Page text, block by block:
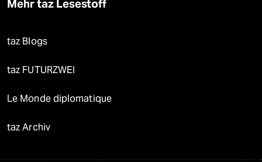
Mehr taz Lesestoff
taz Blogs
taz FUTURZWEI
Le Monde diplomatique
taz Archiv